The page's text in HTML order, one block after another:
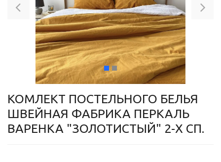
КОМЛЕКТ ПОСТЕЛЬНОГО БЕЛЬЯ
ШВЕЙНАЯ ФАБРИКА ПЕРКАЛЬ
ВАРЕНКА "ЗОЛОТИСТЫЙ" 2-Х СП.